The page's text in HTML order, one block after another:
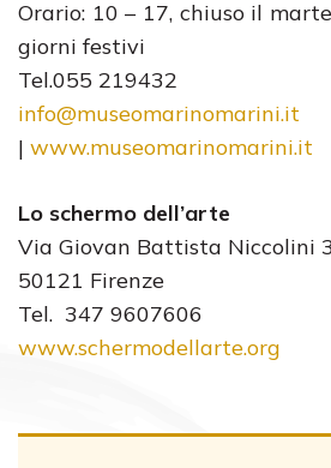
Orario: 10 – 17, chiuso il
giorni festivi
Tel.055 219432
info@museomarinomarini.it
| www.museomarinomarini.it
Lo schermo dell’arte
Via Giovan Battista Niccolini
50121 Firenze
Tel. 347 9607606
www.schermodellarte.org